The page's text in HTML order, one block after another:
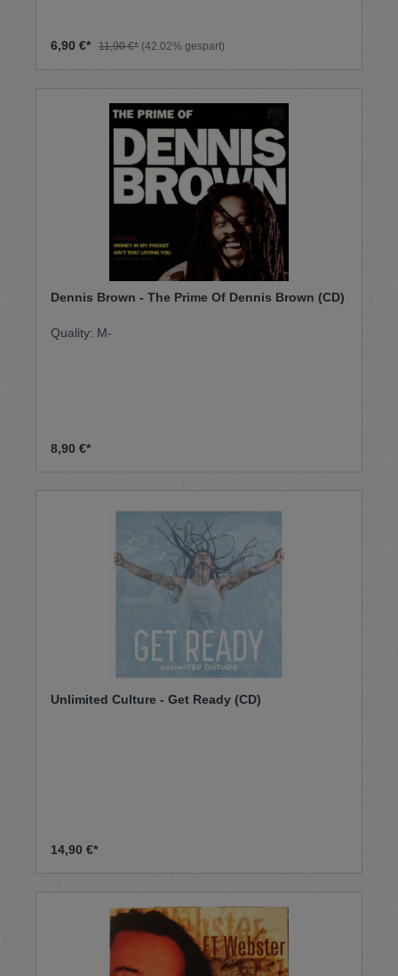
6,90 €* 11,90 €* (42.02% gespart)
Dennis Brown - The Prime Of Dennis Brown (CD)
Quality: M-
8,90 €*
Unlimited Culture - Get Ready (CD)
14,90 €*